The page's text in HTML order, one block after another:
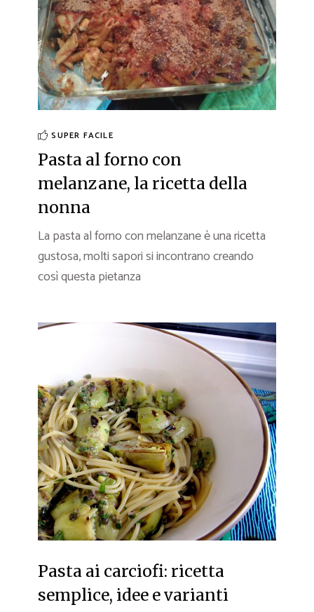
SUPER FACILE
Pasta al forno con
melanzane, la ricetta della
nonna
La pasta al forno con melanzane è una ricetta
gustosa, molti sapori si incontrano creando
così questa pietanza
Pasta ai carciofi: ricetta
semplice, idee e varianti